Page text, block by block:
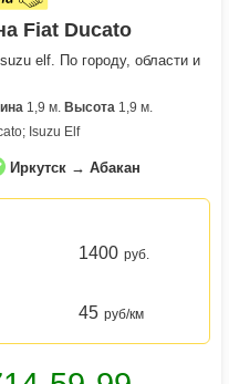
Fiat Ducato
elf. По городу, области и
1,9 м. Высота 1,9 м.
Isuzu Elf
Иркутск → Абакан
1400 руб.
45 руб/км